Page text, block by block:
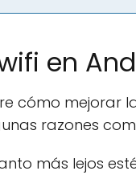
en
cómo mejorar
razones
más lejos